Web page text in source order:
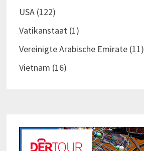
USA(122)
Vatikanstaat(1)
Vereinigte Arabische Emirate(11)
Vietnam (16)